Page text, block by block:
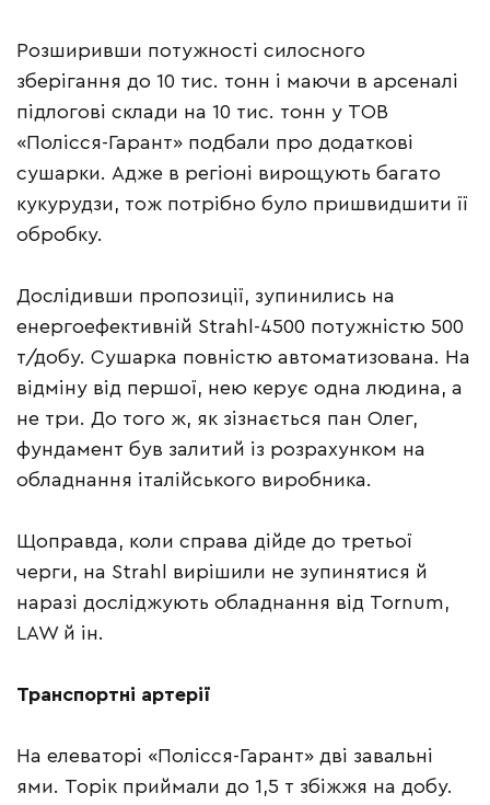
Розширивши потужності силосного
зберігання до 10 тис. тонн і маючи в арсеналі
підлогові склади на 10 тис. тонн у ТОВ
«Полісся-Гарант» подбали про додаткові
сушарки. Адже в регіоні вирощують багато
кукурудзи, тож потрібно було пришвидшити її
обробку.
Дослідивши пропозиції, зупинились на
енергоефективній Strahl-4500 потужністю 500
т/добу. Сушарка повністю автоматизована. На
відміну від першої, нею керує одна людина, а
не три. До того ж, як зізнається пан Олег,
фундамент був залитий із розрахунком на
обладнання італійського виробника.
Щоправда, коли справа дійде до третьої
черги, на Strahl вирішили не зупинятися й
наразі досліджують обладнання від Tornum,
LAW й ін.
Транспортні артерії
На елеваторі «Полісся-Гарант» дві завальні
ями. Торік приймали до 1,5 т збіжжя на добу.